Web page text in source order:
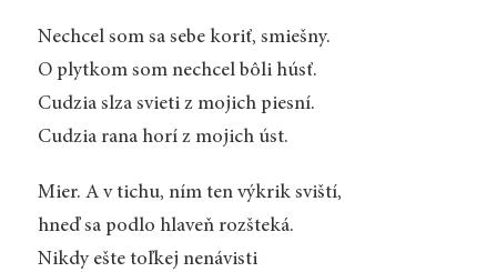
Nechcel som sa sebe koriť, smiešny.
O plytkom som nechcel bôli húsť.
Cudzia slza svieti z mojich piesní.
Cudzia rana horí z mojich úst.
Mier. A v tichu, ním ten výkrik sviští,
hneď sa podlo hlaveň rozšteká.
Nikdy ešte toľkej nenávisti